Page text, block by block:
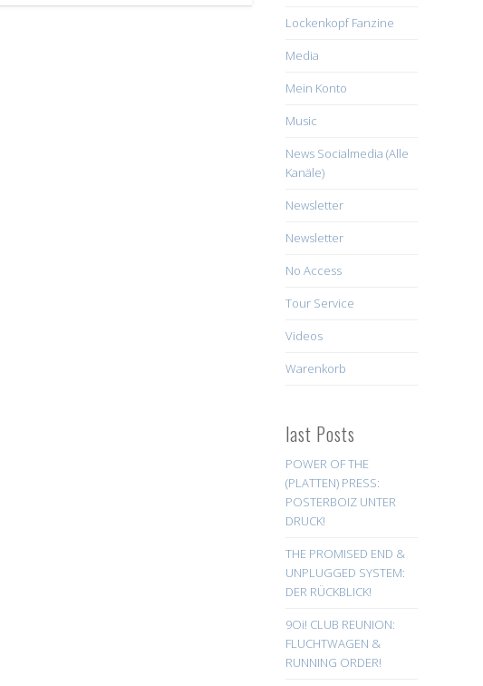
Lockenkopf Fanzine
Media
Mein Konto
Music
News Socialmedia (Alle
Kanäle)
Newsletter
Newsletter
No Access
Tour Service
Videos
Warenkorb
last Posts
POWER OF THE
(PLATTEN) PRESS:
POSTERBOIZ UNTER
DRUCK!
THE PROMISED END &
UNPLUGGED SYSTEM:
DER RÜCKBLICK!
9Oi! CLUB REUNION:
FLUCHTWAGEN &
RUNNING ORDER!